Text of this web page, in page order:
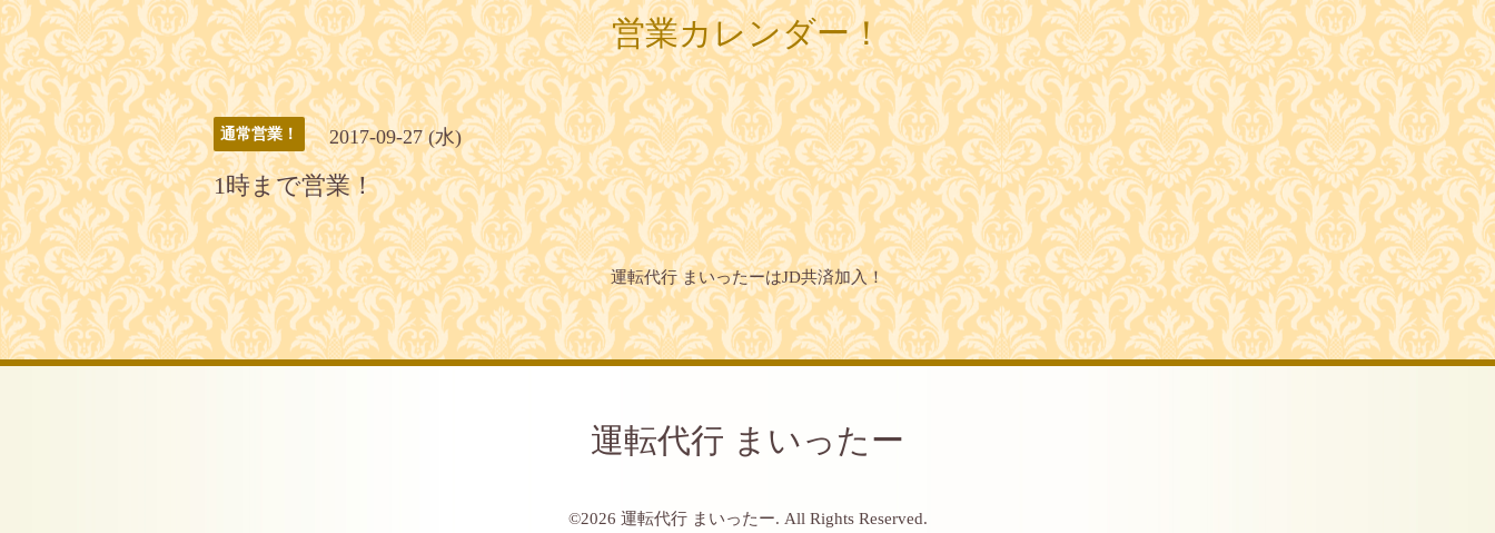
営業カレンダー！
通常営業！ 2017-09-27 (水)
1時まで営業！
運転代行 まいったーはJD共済加入！
運転代行 まいったー
©2026 運転代行 まいったー. All Rights Reserved.